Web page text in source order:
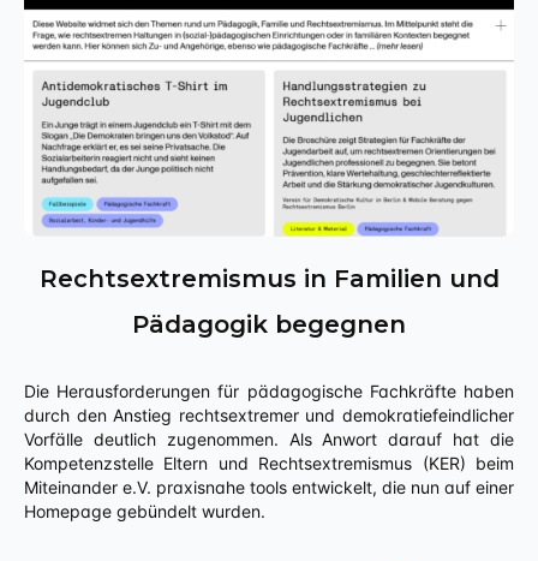
Rechtsextremismus in Familien und
Pädagogik begegnen
Die Herausforderungen für pädagogische Fachkräfte haben
durch den Anstieg rechtsextremer und demokratiefeindlicher
Vorfälle deutlich zugenommen. Als Anwort darauf hat die
Kompetenzstelle Eltern und Rechtsextremismus (KER) beim
Miteinander e.V. praxisnahe tools entwickelt, die nun auf einer
Homepage gebündelt wurden.